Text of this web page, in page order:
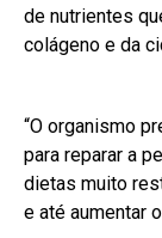
de nutrientes
colágeno e da
“O organismo
para reparar a
dietas muito
e até aumentar